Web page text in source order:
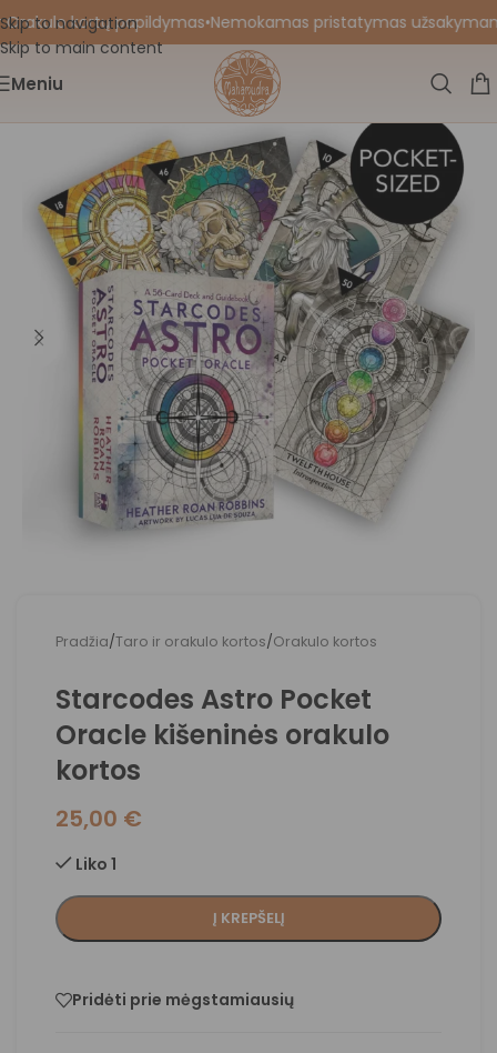
Skip to navigation
Skip to main content
kortų papildymas•Nemokamas pristatymas
Meniu
Pradžia/Taro ir orakulo kortos/Orakulo kortos
Starcodes Astro Pocket
Oracle kišeninės orakulo
kortos
25,00 €
Liko 1
Į KREPŠELĮ
Pridėti prie mėgstamiausių